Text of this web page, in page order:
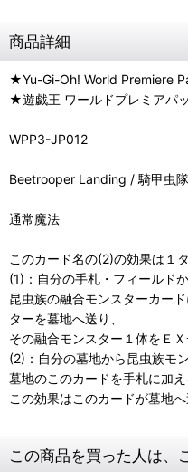
商品詳細
★Yu-Gi-Oh! World Premiere
★遊戯王 ワールドプレミアパ
WPP3-JP012
Beetrooper Landing / 騎甲虫
通常魔法
このカード名の(2)の効果は１
(1)：自分の手札・フィールドか
昆虫族の融合モンスターカー
ターを墓地へ送り、
その融合モンスター１体をＥ
(2)：自分の墓地から昆虫族モ
墓地のこのカードを手札に加え
この効果はこのカードが墓地
この商品を買った人は、